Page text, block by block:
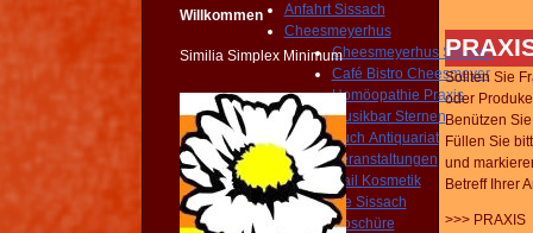
Anfahrt Sissach
Cheesmeyerhus
Cheesmeyerhus Sissach
Café Bistro Cheesmeyer
Homöopathie Praxis
Musikbar Sternen
Buch Antiquariat
Veranstaltungen
Nail Kosmetik
Gemeinde Sissach
Praxis Broschüre
Willkommen
Similia Simplex Minimum
Sollten Sie
oder
Benützen
Füllen Sie
und
Betreff Ihrer
>>> PRAXIS